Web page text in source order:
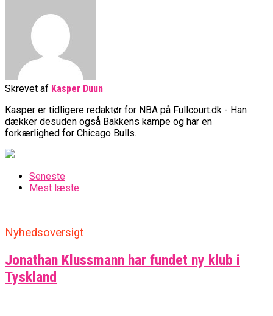
Skrevet af Kasper Duun
Kasper er tidligere redaktør for NBA på Fullcourt.dk - Han
dækker desuden også Bakkens kampe og har en
forkærlighed for Chicago Bulls.
Seneste
Mest læste
Nyhedsoversigt
Jonathan Klussmann har fundet ny klub i
Tyskland